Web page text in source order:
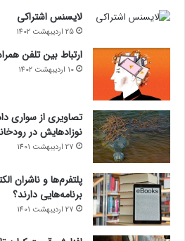
لایسنس اشتراکی
25 اردیبهشت 1402
ارتباط بین تلفن
10 اردیبهشت 1402
تصاویری از سواری
نوزادهایش در
27 اردیبهشت 1401
پلتفرم‌ها و ناشران
برنامه‌هایی دارند؟
27 اردیبهشت 1401